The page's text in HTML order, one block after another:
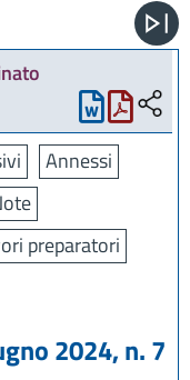
Annessi
preparatori
2024, n. 7